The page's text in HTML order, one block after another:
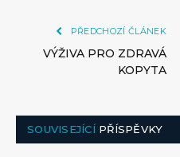
PŘEDCHOZÍ ČLÁNEK
VÝŽIVA PRO ZDRAVÁ
KOPYTA
SOUVISEJÍCÍPŘÍSPĚVKY